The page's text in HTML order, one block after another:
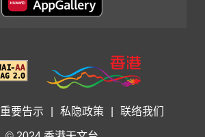
重要告示 私隐政策 联络我们